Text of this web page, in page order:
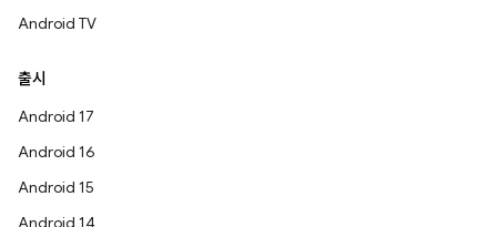
Android TV
출시
Android 17
Android 16
Android 15
Android 14